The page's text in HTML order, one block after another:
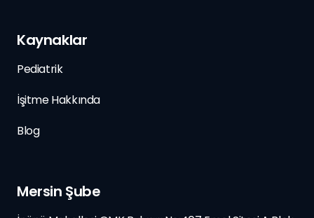
Kaynaklar
Pediatrik
İşitme Hakkında
Blog
Mersin Şube